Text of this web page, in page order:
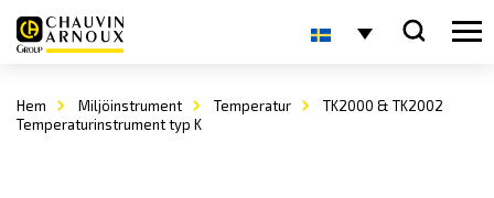
Hem Miljöinstrument Temperatur
TK2000 & TK2002
Temperaturinstrument typ K